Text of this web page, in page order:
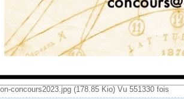
concours2023.jpg (178.85 Kio) Vu 551330 fois